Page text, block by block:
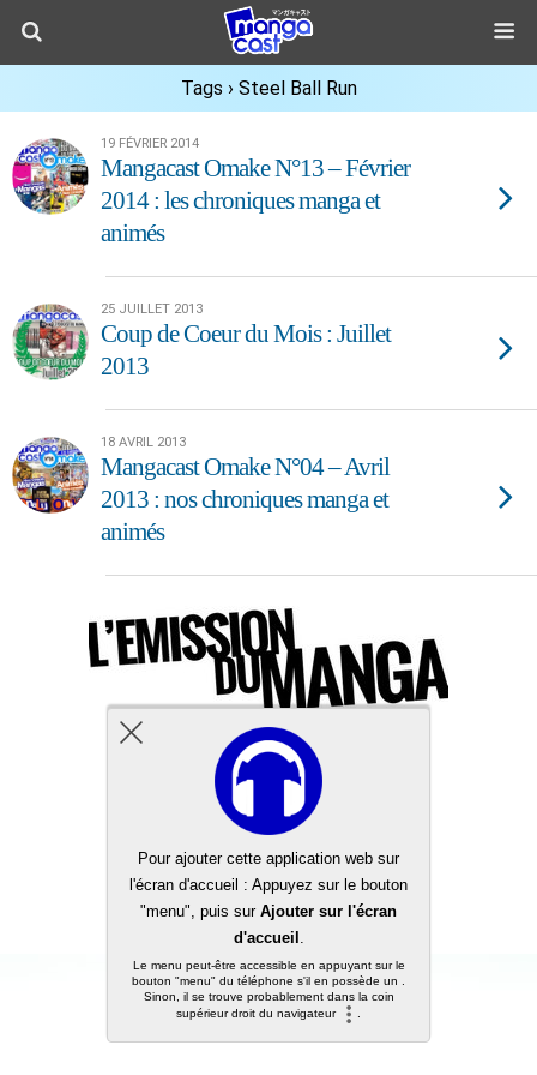
Tags › Steel Ball Run
19 FÉVRIER 2014
Mangacast Omake N°13 – Février
2014 : les chroniques manga et
animés
25 JUILLET 2013
Coup de Coeur du Mois : Juillet
2013
18 AVRIL 2013
Mangacast Omake N°04 – Avril
2013 : nos chroniques manga et
animés
Back to top